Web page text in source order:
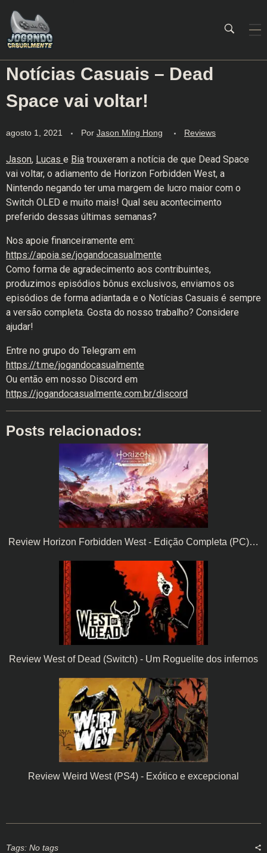
Jogando Casualmente
Conteúdo family friendly sobre games! Desde 2019 analisando jogos.
Notícias Casuais – Dead
Space vai voltar!
agosto 1, 2021 Por Jason Ming Hong Reviews
Jason, Lucas e Bia trouxeram a notícia de que Dead Space
vai voltar, o adiamento de Horizon Forbidden West, a
Nintendo negando ter uma margem de lucro maior com o
Switch OLED e muito mais! Qual seu acontecimento
preferido dessas últimas semanas?
Nos apoie financeiramente em:
https://apoia.se/jogandocasualmente
Como forma de agradecimento aos contribuintes,
produzimos episódios bônus exclusivos, enviamos os
episódios de forma adiantada e o Notícias Casuais é sempre
a versão completa. Gosta do nosso trabalho? Considere
ajudar!
Entre no grupo do Telegram em
https://t.me/jogandocasualmente
Ou então em nosso Discord em
https://jogandocasualmente.com.br/discord
Posts relacionados:
Review Horizon Forbidden West - Edição Completa (PC)…
Review West of Dead (Switch) - Um Roguelite dos infernos
Review Weird West (PS4) - Exótico e excepcional
Tags: No tags